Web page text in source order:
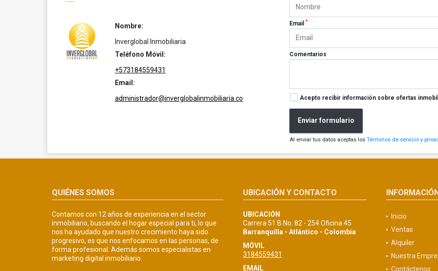
Nombre:
Inverglobal Inmobiliaria
Teléfono Móvil:
+573184559431
Email:
administrador@inverglobalinmobiliaria.co
Email*
Comentarios
Acepto recibir información sobre ofertas
Enviar formulario
Al enviar tus datos aceptas losTérminos de servicio y
QUIÉNES SOMOS
Contamos con 12 años de experiencia en el sector
inmobiliario, buscando el hogar especial para ti, lo que
nos ha ayudado que nuestro crecimiento haya sido
progresivo, es que nos enfocamos en las personas, de
forma profesional. Además somos especialistas en
marketing digital inmobiliario.
UBICACIÓN Y CONTACTO
UBICACIÓN
Carrera 51 B No. 82 - 254 Oficina 45
Barranquilla - Atlántico - Colombia
MÓVIL
3184559431
EMAIL
Inicio
Ventas
Alquiler
Nuestra
Contáctenos